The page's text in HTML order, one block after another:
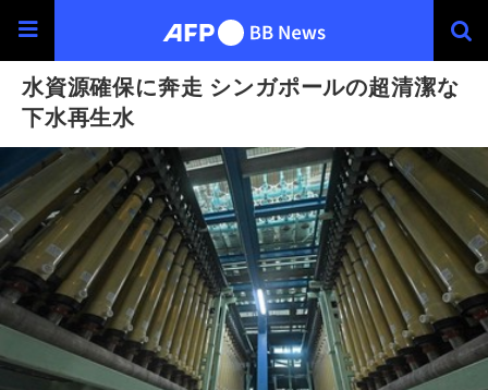
水資源確保に奔走 シンガポールの超清潔な
下水再生水